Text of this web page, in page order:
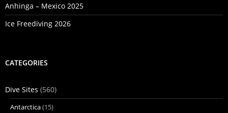
Anhinga – Mexico 2025
Ice Freediving 2026
CATEGORIES
Dive Sites (560)
Antarctica(15)